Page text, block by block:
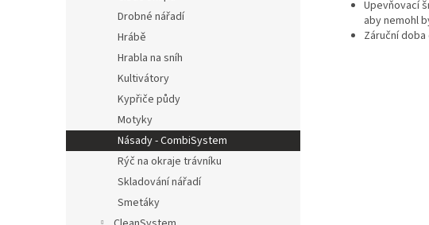
Drobné nářadí
Hrábě
Hrabla na sníh
Kultivátory
Kypřiče půdy
Motyky
Násady - CombiSystem
Rýč na okraje trávníku
Skladování nářadí
Smetáky
Upevňovací
aby nemohl
Záruční doba